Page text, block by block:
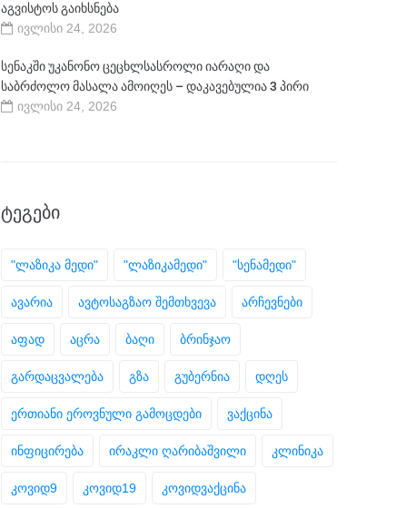
აგვისტოს გაიხსნება
ივლისი 24, 2026
სენაკში უკანონო ცეცხლსასროლი იარაღი და
საბრძოლო მასალა ამოიღეს – დაკავებულია 3 პირი
ივლისი 24, 2026
ᲢᲔᲒᲔᲑᲘ
"ლაზიკა მედი" "ლაზიკამედი" "სენამედი"
ავარია ავტოსაგზაო შემთხვევა არჩევნები
აფად აცრა ბაღი ბრინჯაო
გარდაცვალება გზა გუბერნია დღეს
ერთიანი ეროვნული გამოცდები ვაქცინა
ინფიცირება ირაკლი ღარიბაშვილი კლინიკა
კოვიდ9 კოვიდ19 კოვიდვაქცინა